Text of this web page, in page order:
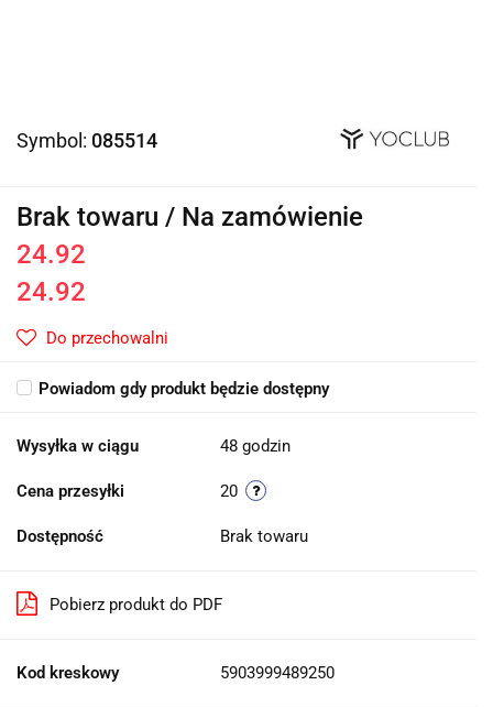
Symbol: 085514
Brak towaru / Na zamówienie
24.92
24.92
Do przechowalni
Powiadom gdy produkt będzie dostępny
Wysyłka w ciągu 48 godzin
Cena przesyłki 20
Dostępność Brak towaru
Pobierz produkt do PDF
Kod kreskowy 5903999489250